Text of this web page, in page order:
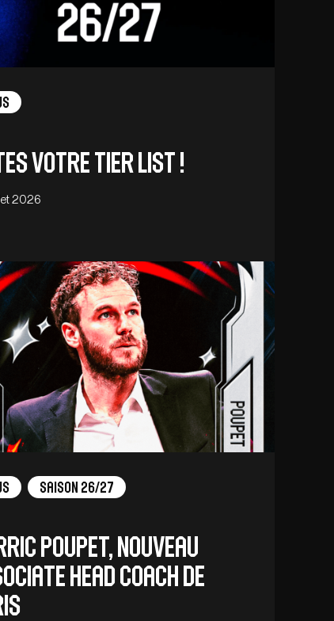
votre tier list !
2026
Saison 26/27
Poupet, nouveau
Head Coach de